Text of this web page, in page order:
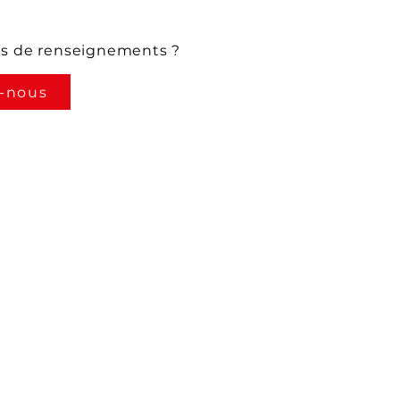
de renseignements ?
nous